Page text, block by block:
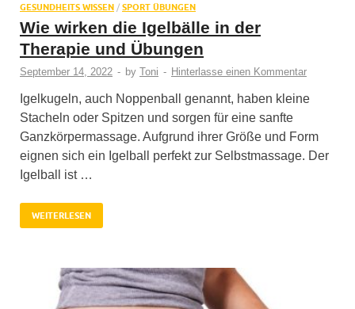
GESUNDHEITS WISSEN / SPORT ÜBUNGEN
Wie wirken die Igelbälle in der
Therapie und Übungen
September 14, 2022 - by Toni - Hinterlasse einen Kommentar
Igelkugeln, auch Noppenball genannt, haben kleine
Stacheln oder Spitzen und sorgen für eine sanfte
Ganzkörpermassage. Aufgrund ihrer Größe und Form
eignen sich ein Igelball perfekt zur Selbstmassage. Der
Igelball ist …
WEITERLESEN